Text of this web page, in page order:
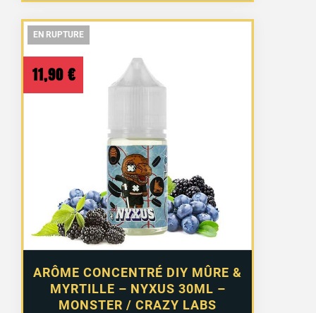
EN RUPTURE
EN RUPTURE
ARÔME CONCENTRÉ DIY MÛRE &
MYRTILLE – NYXUS 30ML –
MONSTER / CRAZY LABS
11,90 €
EN RUPTURE